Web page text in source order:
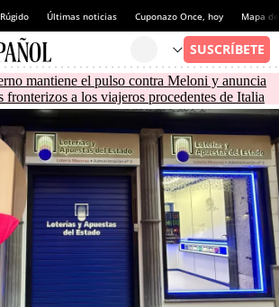
Últimas noticias Cuponazo Once, hoy Mapa
mantiene el pulso contra Meloni y anuncia
fronterizos a los viajeros procedentes de Italia